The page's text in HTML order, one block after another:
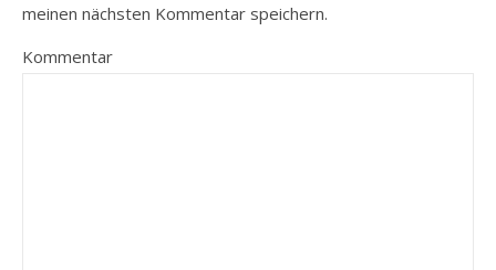
meinen nächsten Kommentar speichern.
Kommentar